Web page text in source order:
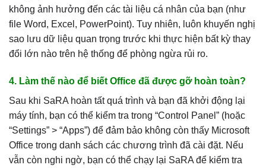
không ảnh hưởng đến các tài liệu cá nhân của bạn (như
file Word, Excel, PowerPoint). Tuy nhiên, luôn khuyến nghị
sao lưu dữ liệu quan trọng trước khi thực hiện bất kỳ thay
đổi lớn nào trên hệ thống để phòng ngừa rủi ro.
4. Làm thế nào để biết Office đã được gỡ hoàn toàn?
Sau khi SaRA hoàn tất quá trình và bạn đã khởi động lại
máy tính, bạn có thể kiểm tra trong “Control Panel” (hoặc
“Settings” > “Apps”) để đảm bảo không còn thấy Microsoft
Office trong danh sách các chương trình đã cài đặt. Nếu
vẫn còn nghi ngờ, bạn có thể chạy lại SaRA để kiểm tra